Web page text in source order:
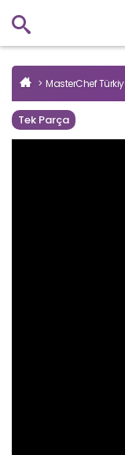
MasterChef
Tek Parça